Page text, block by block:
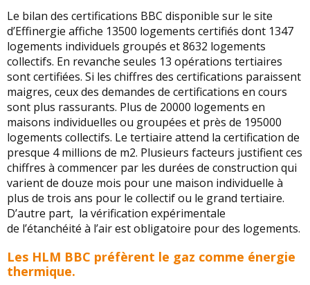
Le bilan des certifications BBC disponible sur le site
d’Effinergie affiche 13500 logements certifiés dont 1347
logements individuels groupés et 8632 logements
collectifs. En revanche seules 13 opérations tertiaires
sont certifiées. Si les chiffres des certifications paraissent
maigres, ceux des demandes de certifications en cours
sont plus rassurants. Plus de 20000 logements en
maisons individuelles ou groupées et près de 195000
logements collectifs. Le tertiaire attend la certification de
presque 4 millions de m2. Plusieurs facteurs justifient ces
chiffres à commencer par les durées de construction qui
varient de douze mois pour une maison individuelle à
plus de trois ans pour le collectif ou le grand tertiaire.
D’autre part, la vérification expérimentale
de l’étanchéité à l’air est obligatoire pour des logements.
Les HLM BBC préfèrent le gaz comme énergie
thermique.